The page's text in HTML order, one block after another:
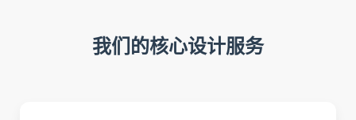
我们的核心设计服务